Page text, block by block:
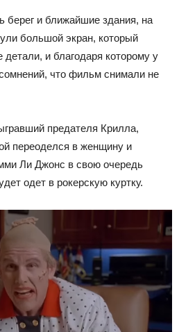
берег и ближайшие здания, на
большой экран, который
и благодаря которому у
что фильм снимали не
предателя Крилла,
переоделся в женщину и
Ли Джонс в свою очередь
одет в рокерскую куртку.